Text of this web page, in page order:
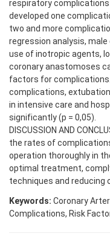
respiratory complications
developed one
two and more
regression analysis, male
use of inotropic agents,
coronary anastomoses
factors for
complications,
in intensive care and
significantly (p = 0,05).
DISCUSSION AND
the rates of
operation thoroughly in
optimal treatment,
techniques and reducing
Keywords: Coronary
Complications, Risk